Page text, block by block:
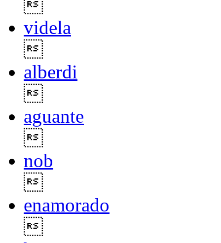
videla
alberdi
aguante
nob
enamorado